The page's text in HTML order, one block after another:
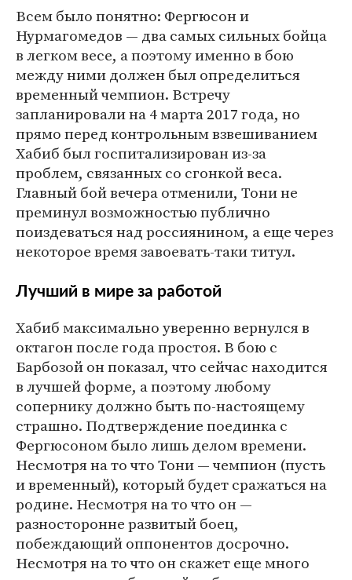
Всем было понятно: Фергюсон и
Нурмагомедов — два самых сильных бойца
в легком весе, а поэтому именно в бою
между ними должен был определиться
временный чемпион. Встречу
запланировали на 4 марта 2017 года, но
прямо перед контрольным взвешиванием
Хабиб был госпитализирован из-за
проблем, связанных со сгонкой веса.
Главный бой вечера отменили, Тони не
преминул возможностью публично
поиздеваться над россиянином, а еще через
некоторое время завоевать-таки титул.
Лучший в мире за работой
Хабиб максимально уверенно вернулся в
октагон после года простоя. В бою с
Барбозой он показал, что сейчас находится
в лучшей форме, а поэтому любому
сопернику должно быть по-настоящему
страшно. Подтверждение поединка с
Фергюсоном было лишь делом времени.
Несмотря на то что Тони — чемпион (пусть
и временный), который будет сражаться на
родине. Несмотря на то что он —
разносторонне развитый боец,
побеждающий оппонентов досрочно.
Несмотря на то что он скажет еще много